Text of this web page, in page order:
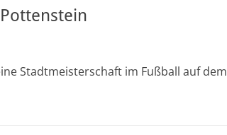
Stadtmeisterschaft im Fußball auf dem